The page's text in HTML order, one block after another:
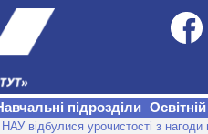
підрозділи
відбулися урочистості з